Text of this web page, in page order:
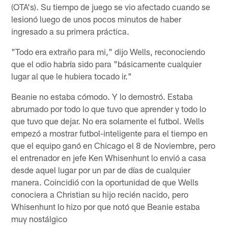
(OTA's). Su tiempo de juego se vio afectado cuando se
lesionó luego de unos pocos minutos de haber
ingresado a su primera práctica.
"Todo era extraño para mi," dijo Wells, reconociendo
que el odio habría sido para "básicamente cualquier
lugar al que le hubiera tocado ir."
Beanie no estaba cómodo. Y lo demostró. Estaba
abrumado por todo lo que tuvo que aprender y todo lo
que tuvo que dejar. No era solamente el futbol. Wells
empezó a mostrar futbol-inteligente para el tiempo en
que el equipo ganó en Chicago el 8 de Noviembre, pero
el entrenador en jefe Ken Whisenhunt lo envió a casa
desde aquel lugar por un par de días de cualquier
manera. Coincidió con la oportunidad de que Wells
conociera a Christian su hijo recién nacido, pero
Whisenhunt lo hizo por que notó que Beanie estaba
muy nostálgico